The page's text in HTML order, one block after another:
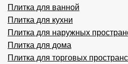
Плитка для ванной
Плитка для кухни
Плитка для наружных
Плитка для дома
Плитка для торговых